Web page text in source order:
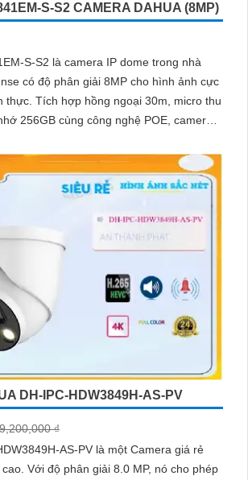
S-S2 CAMERA DAHUA (8MP)
S-S2 là camera IP dome trong nhà
có độ phân giải 8MP cho hình ảnh cực
micro thu
256GB cùng công nghệ POE, camera
DH-IPC-HDW3849H-AS-PV
9,200,000 ₫
AS-PV là một Camera giá rẻ
cho phép